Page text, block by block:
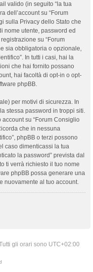
valido (in seguito “la tua
dell’account su “Forum
sulla Privacy dello Stato che
nome utente, password ed
su “Forum
sia obbligatoria o opzionale,
In tutti i casi, hai la
che hai fornito possano
hai facoltà di opt-in o opt-
phpBB.
per motivi di sicurezza. In
stessa password in troppi siti.
su “Forum Consiglio
che in nessuna
phpBB o terzi possono
caso dimenticassi la tua
la password” prevista dal
ti verrà richiesto il tuo nome
phpBB possa generare una
nuovamente al tuo account.
gli orari sono UTC+02:00